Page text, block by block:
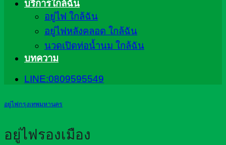
บริการใกล้ฉัน
อยู่ไฟ ใกล้ฉัน
อยู่ไฟหลังคลอด ใกล้ฉัน
นวดเปิดท่อน้ำนม ใกล้ฉัน
บทความ
LINE:0809595549
อยู่ไฟกรุงเทพมหานคร
อยู่ไฟรองเมือง